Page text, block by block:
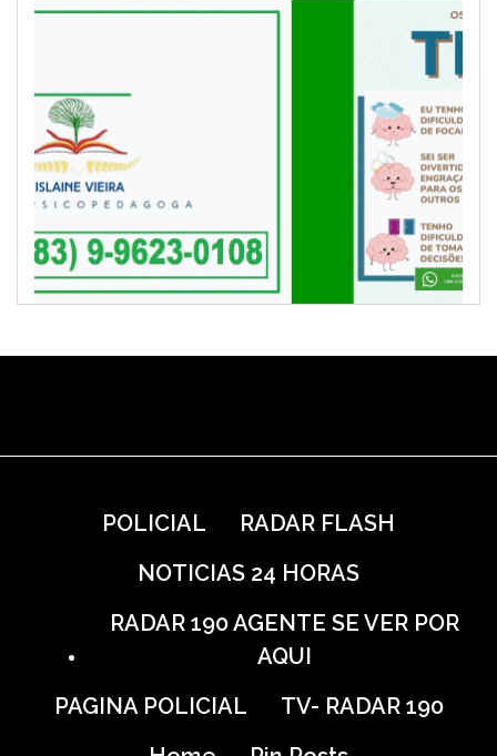
POLICIAL
RADAR FLASH
NOTICIAS 24 HORAS
RADAR 190 AGENTE SE VER POR
AQUI
PAGINA POLICIAL
TV- RADAR 190